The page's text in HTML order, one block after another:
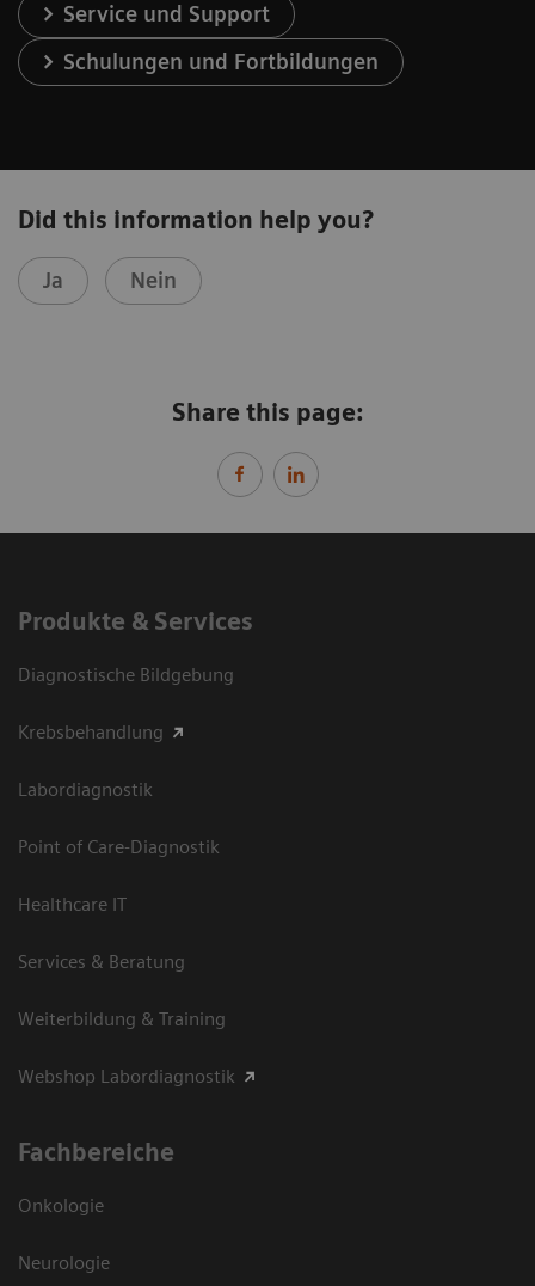
Service und Support
Schulungen und Fortbildungen
Did this information help you?
Ja Nein
Share this page:
Produkte & Services
Diagnostische Bildgebung
Krebsbehandlung
Labordiagnostik
Point of Care-Diagnostik
Healthcare IT
Services & Beratung
Weiterbildung & Training
Webshop Labordiagnostik
Fachbereiche
Onkologie
Neurologie